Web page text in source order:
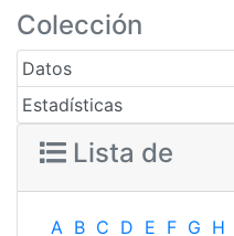
Colección
Datos
Estadísticas
Lista de
A B C D E F G H